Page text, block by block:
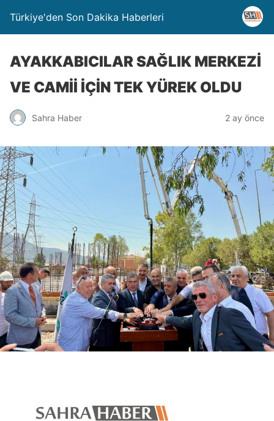
Türkiye'den Son Dakika Haberleri
AYAKKABICILAR SAĞLIK MERKEZİ
VE CAMİİ İÇİN TEK YÜREK OLDU
Sahra Haber 2 ay önce